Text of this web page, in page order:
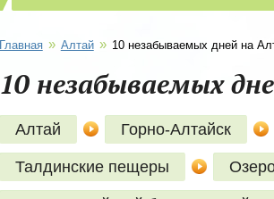
Главная » Алтай » 10 незабываемых дней на
10 незабываемых
Алтай Горно-Алтайск
Талдинские пещеры